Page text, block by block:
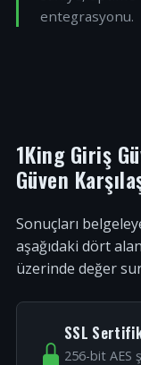
entegrasyonu.
1King Giriş
Güven
Sonuçları
aşağıdaki dört
üzerinde değer
SSL
256-bit AES